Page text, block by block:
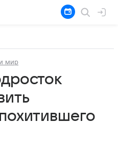
мир